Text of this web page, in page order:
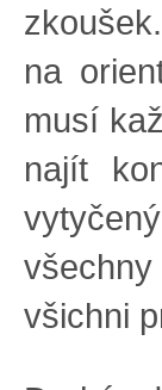
na
musí
najít
všichni